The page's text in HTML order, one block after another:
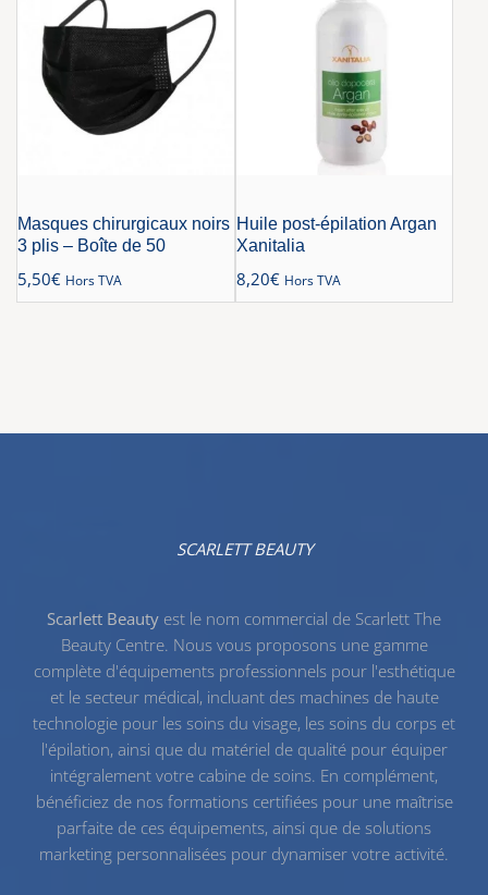
Masques chirurgicaux noirs
3 plis – Boîte de 50
5,50€ Hors TVA
Huile post-épilation Argan
Xanitalia
8,20€ Hors TVA
SCARLETT BEAUTY
Scarlett Beauty est le nom commercial de Scarlett The
Beauty Centre. Nous vous proposons une gamme
complète d'équipements professionnels pour l'esthétique
et le secteur médical, incluant des machines de haute
technologie pour les soins du visage, les soins du corps et
l'épilation, ainsi que du matériel de qualitépour équiper
intégralement votre cabine de soins. En complément,
bénéficiez de nos formations certifiéespour une maîtrise
parfaite de ces équipements, ainsi que de solutions
marketing personnalisées pour dynamiser votre activité.